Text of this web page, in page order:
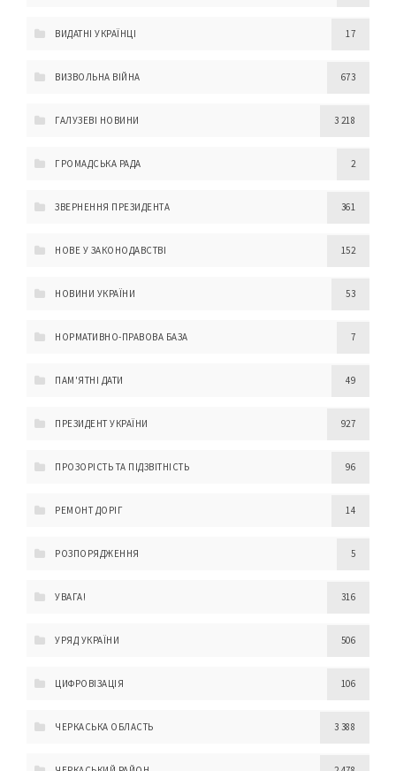
ВИДАТНІ УКРАЇНЦІ 17
ВИЗВОЛЬНА ВІЙНА 673
ГАЛУЗЕВІ НОВИНИ 3 218
ГРОМАДСЬКА РАДА 2
ЗВЕРНЕННЯ ПРЕЗИДЕНТА 361
НОВЕ У ЗАКОНОДАВСТВІ 152
НОВИНИ УКРАЇНИ 53
НОРМАТИВНО-ПРАВОВА БАЗА 7
ПАМ'ЯТНІ ДАТИ 49
ПРЕЗИДЕНТ УКРАЇНИ 927
ПРОЗОРІСТЬ ТА ПІДЗВІТНІСТЬ 96
РЕМОНТ ДОРІГ 14
РОЗПОРЯДЖЕННЯ 5
УВАГА! 316
УРЯД УКРАЇНИ 506
ЦИФРОВІЗАЦІЯ 106
ЧЕРКАСЬКА ОБЛАСТЬ 3 388